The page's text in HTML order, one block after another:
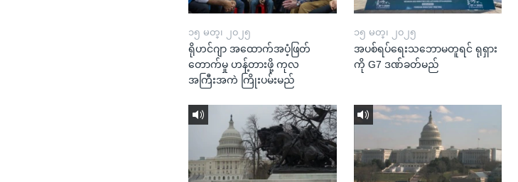
၁၅ မတ္၊ ၂၀၂၅
ရိုဟင်ဂျာ အထောက်အပံ့ဖြတ်
တောက်မှု ဟန့်တားဖို့ ကုလ
အကြီးအကဲ ကြိုးပမ်းမည်
၁၅ မတ္၊ ၂၀၂၅
အပစ်ရပ်ရေးသဘောမတူရင် ရုရှား
ကို G7 ဒဏ်ခတ်မည်